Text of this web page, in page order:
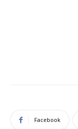
Facebook